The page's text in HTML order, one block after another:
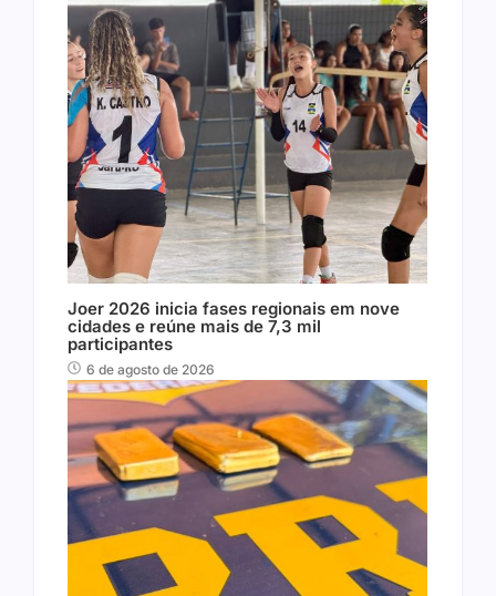
Joer 2026 inicia fases regionais em nove
cidades e reúne mais de 7,3 mil
participantes
6 de agosto de 2026